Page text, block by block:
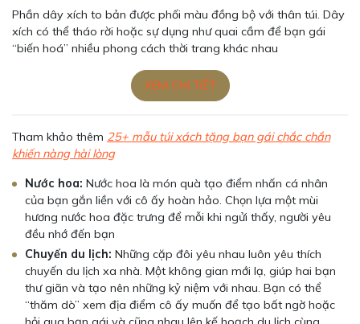
Phần dây xích to bản được phối màu đồng bộ với thân túi. Dây
xích có thể tháo rời hoặc sự dụng như quai cầm để bạn gái
“biến hoá” nhiều phong cách thời trang khác nhau
XEM CHI TIẾT
Tham khảo thêm 25+ mẫu túi xách tặng bạn gái chắc chắn
khiến nàng hài lòng
Nước hoa: Nước hoa là món quà tạo điểm nhấn cá nhân
của bạn gắn liền với cô ấy hoàn hảo. Chọn lựa một mùi
hương nước hoa đặc trưng để mỗi khi ngửi thấy, người yêu
đều nhớ đến bạn
Chuyến du lịch: Những cặp đôi yêu nhau luôn yêu thích
chuyến du lịch xa nhà. Một không gian mới lạ, giúp hai bạn
thư giãn và tạo nên những kỷ niệm với nhau. Bạn có thể
“thăm dò” xem địa điểm cô ấy muốn để tạo bất ngờ hoặc